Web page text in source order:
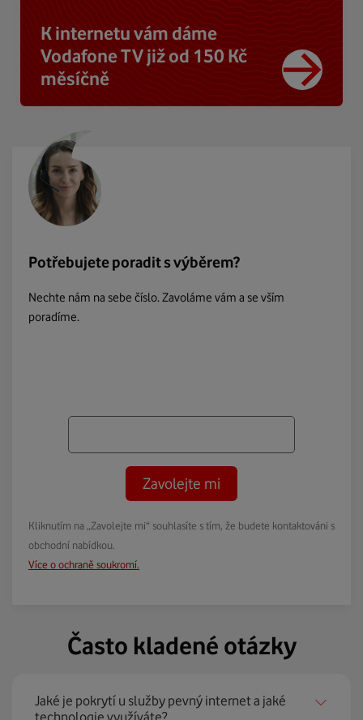
K internetu vám dáme
Vodafone TV již od 150 Kč
měsíčně
Potřebujete poradit s výběrem?
Nechte nám na sebe číslo. Zavoláme vám a se vším
poradíme.
Zavolejte mi
Kliknutím na „Zavolejte mi“ souhlasíte s tím, že budete kontaktováni s
obchodní nabídkou.
Více o ochraně soukromí.
Často kladené otázky
Jaké je pokrytí u služby pevný internet a jaké
technologie využíváte?